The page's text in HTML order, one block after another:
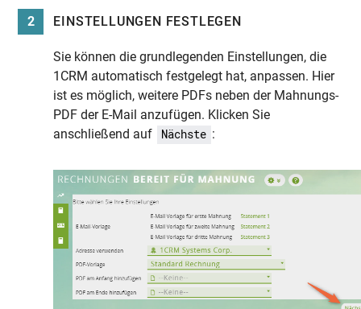
2 EINSTELLUNGEN FESTLEGEN
Sie können die grundlegenden Einstellungen, die
1CRM automatisch festgelegt hat, anpassen. Hier
ist es möglich, weitere PDFs neben der Mahnungs-
PDF der E-Mail anzufügen. Klicken Sie
anschließend auf
Nächste :